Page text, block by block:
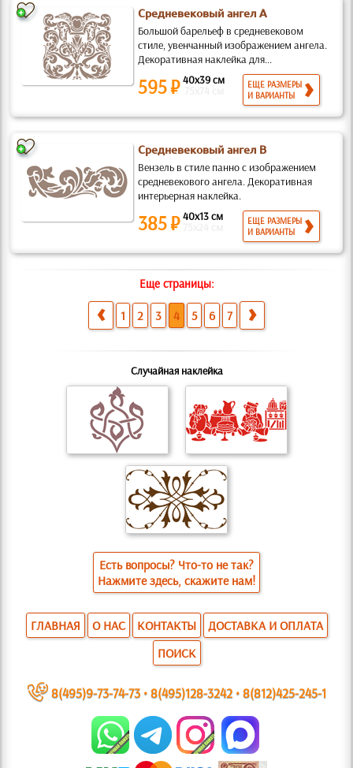
Средневековый ангел А
Большой барельеф в средневековом
стиле, увенчанный изображением ангела.
Декоративная наклейка для...
595 ₽40x39 см
ЕЩЕ РАЗМЕРЫ
И ВАРИАНТЫ
Средневековый ангел В
Вензель в стиле панно с изображением
средневекового ангела. Декоративная
интерьерная наклейка.
385 ₽40x13 см
ЕЩЕ РАЗМЕРЫ
И ВАРИАНТЫ
Еще страницы:
1 2 3 4 5 6 7
Случайная наклейка
Есть вопросы? Что-то не так?
Нажмите здесь, скажите нам!
ГЛАВНАЯ О НАС КОНТАКТЫ
ДОСТАВКА И ОПЛАТА
ПОИСК
~ 8(495)9-73-74-73•8(495)128-3242•8(812)425-245-1